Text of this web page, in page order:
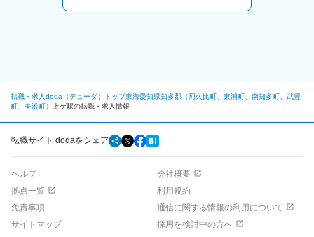
ております。2023年度は、防衛関連製品の需要の高まりから事業
・住宅手当や、社宅・寮制度あり（社内規定あり）
変更の範囲：会社の定める業務
18：20 業務終了
■インセンティブ制度
のふり幅が大きくなることを避け、安定的な成果を得られるよう
な査定方法を取っています。査定方法については、営業実績や日
ご紹介をいただけるケースもあります
・1～3月が繁忙期になりますが、残業は月平均残業10h程度です
当社は、社員への仕事とプライベートの充実した両立を提供した
転職・求人doda（デューダ）トップ東海愛知県知多郡（阿久比町、東浦町、南知多町、武豊
町、美浜町）
上ゲ駅の転職・求人情報
転職サイト dodaをシェア
ヘルプ
会社概要
拠点一覧
利用規約
免責事項
通信に関する情報の利用について
サイトマップ
採用を検討中の方へ